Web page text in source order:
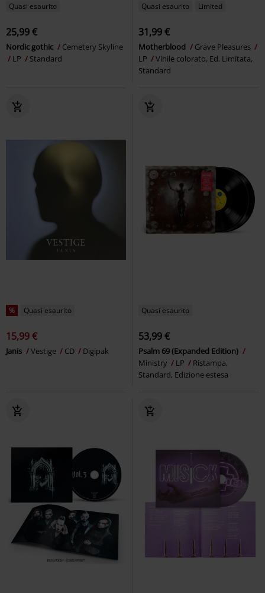
Quasi esaurito
25,99 €
Nordic gothic
Cemetery Skyline
LP
Standard
Quasi esaurito Limited
31,99 €
Motherblood
Grave Pleasures
LP
Vinile colorato, Ed. Limitata,
Standard
% Quasi esaurito
15,99 €
Janis Vestige CD Digipak
Quasi esaurito
53,99 €
Psalm 69 (Expanded Edition)
Ministry
LP
Ristampa,
Standard, Edizione estesa